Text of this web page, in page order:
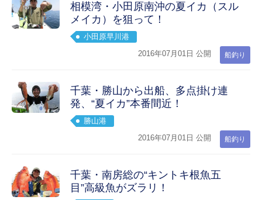
相模湾・小田原南沖の夏イカ（スル
メイカ）を狙って！
小田原早川港
船釣り
2016年07月01日 公開
千葉・勝山から出船、多点掛け連
発、“夏イカ”本番間近！
勝山港
船釣り
2016年07月01日 公開
千葉・南房総の“キントキ根魚五
目”高級魚がズラリ！